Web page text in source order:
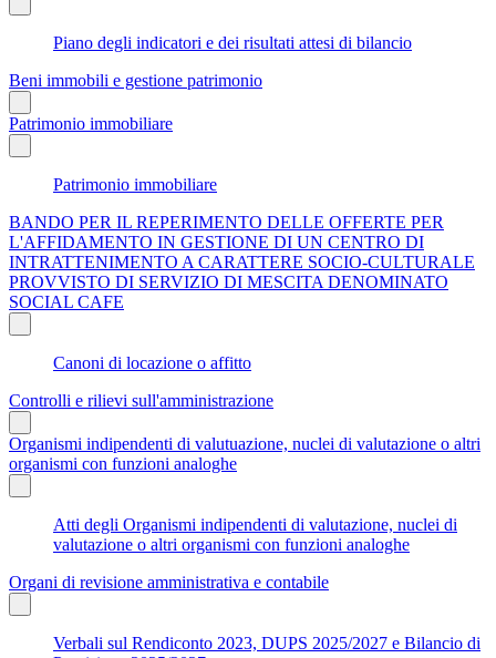
Piano degli indicatori e dei risultati attesi di bilancio
Beni immobili e gestione patrimonio
Patrimonio immobiliare
Patrimonio immobiliare
BANDO PER IL REPERIMENTO DELLE OFFERTE PER
L'AFFIDAMENTO IN GESTIONE DI UN CENTRO DI
INTRATTENIMENTO A CARATTERE SOCIO-CULTURALE
PROVVISTO DI SERVIZIO DI MESCITA DENOMINATO
SOCIAL CAFE
Canoni di locazione o affitto
Controlli e rilievi sull'amministrazione
Organismi indipendenti di valutuazione, nuclei di valutazione o altri
organismi con funzioni analoghe
Atti degli Organismi indipendenti di valutazione, nuclei di
valutazione o altri organismi con funzioni analoghe
Organi di revisione amministrativa e contabile
Verbali sul Rendiconto 2023, DUPS 2025/2027 e Bilancio di